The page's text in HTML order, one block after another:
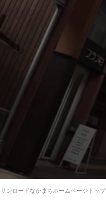
サンロードなかまちホームページトップ